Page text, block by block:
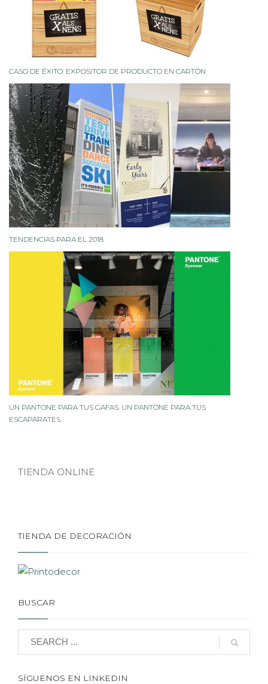
CASO DE ÉXITO: EXPOSITOR DE PRODUCTO EN CARTÓN
TENDENCIAS PARA EL 2018
UN PANTONE PARA TUS GAFAS. UN PANTONE PARA TUS
ESCAPARATES.
TIENDA ONLINE
TIENDA DE DECORACIÓN
BUSCAR
SÍGUENOS EN LINKEDIN